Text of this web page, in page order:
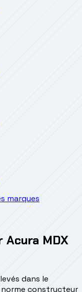
marques
MDX
dans le
norme constructeur